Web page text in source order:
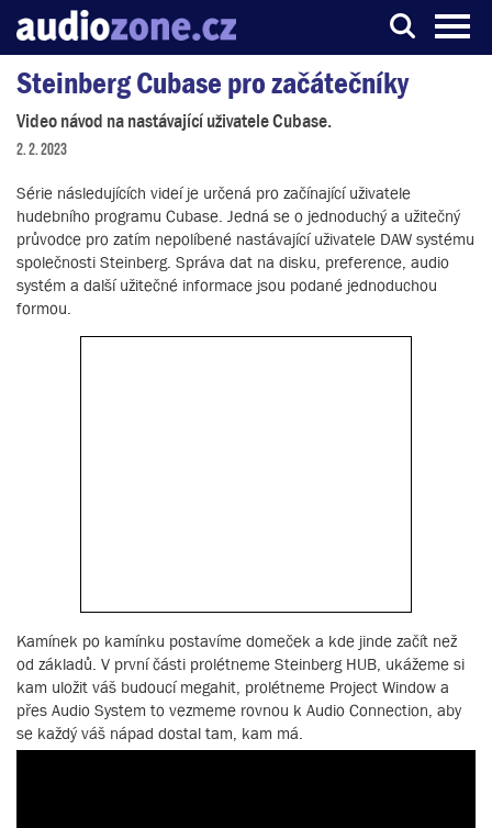
Server o digitálním zpracování zvuku
Steinberg Cubase pro začátečníky
Video návod na nastávající uživatele Cubase.
2. 2. 2023
Série následujících videí je určená pro začínající uživatele
hudebního programu Cubase. Jedná se o jednoduchý a užitečný
průvodce pro zatím nepolíbené nastávající uživatele DAW systému
společnosti Steinberg. Správa dat na disku, preference, audio
systém a další užitečné informace jsou podané jednoduchou
formou.
Kamínek po kamínku postavíme domeček a kde jinde začít než
od základů. V první části prolétneme Steinberg HUB, ukážeme si
kam uložit váš budoucí megahit, prolétneme Project Window a
přes Audio System to vezmeme rovnou k Audio Connection, aby
se každý váš nápad dostal tam, kam má.